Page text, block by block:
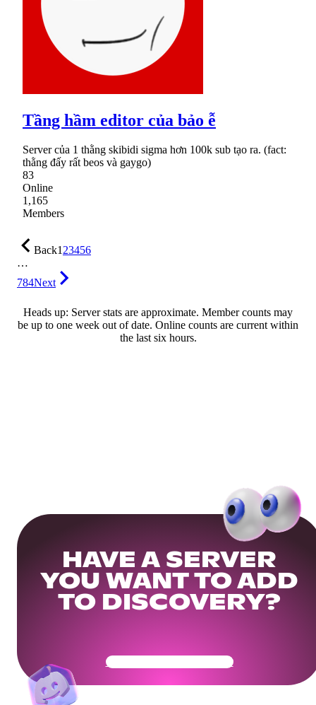
Tầng hầm editor của bảo ễ
Server của 1 thằng skibidi sigma hơn 100k sub tạo ra. (fact:
thằng đấy rất beos và gaygo)
83
Online
1,165
Members
Back123456
…
784Next
Heads up: Server stats are approximate. Member counts may
be up to one week out of date. Online counts are current within
the last six hours.
HAVE A SERVER
YOU WANT TO ADD
TO DISCOVERY?
Get Your Community Ready